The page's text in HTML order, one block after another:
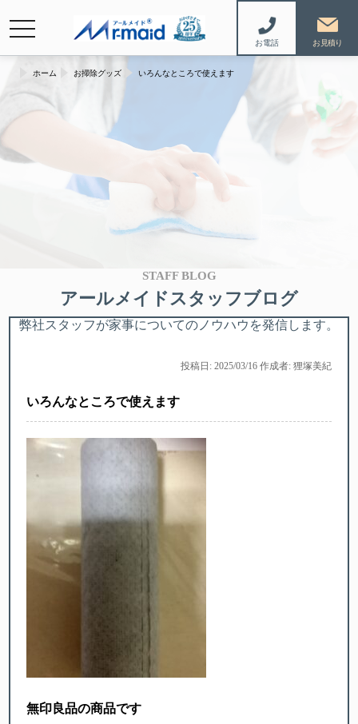
お電話
navigation
STAFF BLOG
アールメイドスタッフブログ
弊社スタッフが家事についてのノウハウを発信します。
ホーム お掃除グッズ いろんなところで使えます
投稿日: 2025/03/16 作成者: 狸塚美紀
いろんなところで使えます
無印良品の商品です